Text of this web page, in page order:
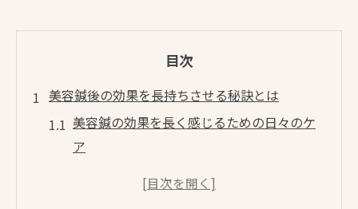
目次
美容鍼後の効果を長持ちさせる秘訣とは
美容鍼の効果を長く感じるための日々のケ
ア
美容鍼後におすすめの生活習慣と注意点